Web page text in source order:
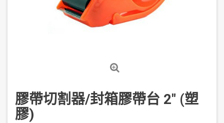
膠帶切割器/封箱膠帶台 2" (塑
膠)